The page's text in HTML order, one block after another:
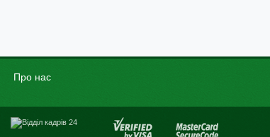
Про нас